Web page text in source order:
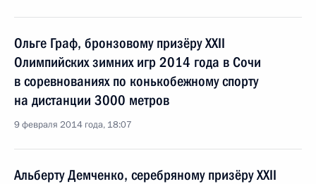
Ольге Граф, бронзовому призёру XXII
Олимпийских зимних игр 2014 года в Сочи
в соревнованиях по конькобежному спорту
на дистанции 3000 метров
9 февраля 2014 года, 18:07
Альберту Демченко, серебряному призёру XXII